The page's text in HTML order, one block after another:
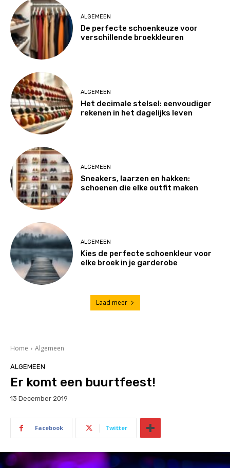
ALGEMEEN
De perfecte schoenkeuze voor
verschillende broekkleuren
ALGEMEEN
Het decimale stelsel: eenvoudiger
rekenen in het dagelijks leven
ALGEMEEN
Sneakers, laarzen en hakken:
schoenen die elke outfit maken
ALGEMEEN
Kies de perfecte schoenkleur voor
elke broek in je garderobe
Laad meer